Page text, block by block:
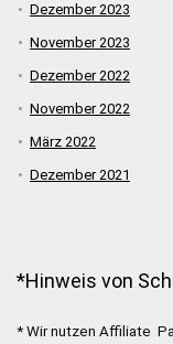
Dezember 2023
November 2023
Dezember 2022
November 2022
März 2022
Dezember 2021
*Hinweis von
* Wir nutzen Affiliate